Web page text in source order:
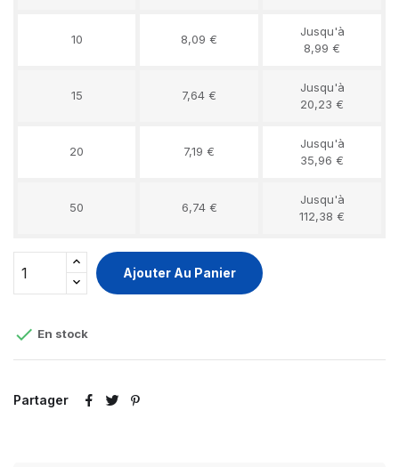
10 8,09 €
Jusqu'à
8,99 €
15 7,64 €
Jusqu'à
20,23 €
20 7,19 €
Jusqu'à
35,96 €
50 6,74 €
Jusqu'à
112,38 €
Ajouter Au Panier
 En stock
Partager